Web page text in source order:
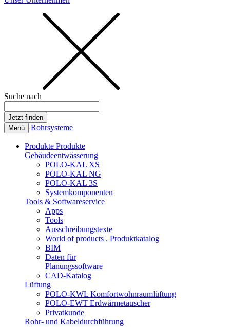
Suche nach
Menü Rohrsysteme
Produkte Produkte
Gebäudeentwässerung
POLO-KAL XS
POLO-KAL NG
POLO-KAL 3S
Systemkomponenten
Tools & Softwareservice
Apps
Tools
Ausschreibungstexte
World of products . Produktkatalog
BIM
Daten für
Planungssoftware
CAD-Katalog
Lüftung
POLO-KWL Komfortwohnraumlüftung
POLO-EWT Erdwärmetauscher
Privatkunde
Rohr- und Kabeldurchführung